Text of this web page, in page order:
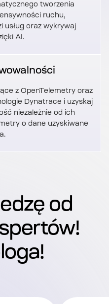
tworzenia
ruchu,
usług oraz wykrywaj
AI.
z OpenTelemetry oraz
Dynatrace i uzyskaj
niezależnie od ich
o dane uzyskiwane
od